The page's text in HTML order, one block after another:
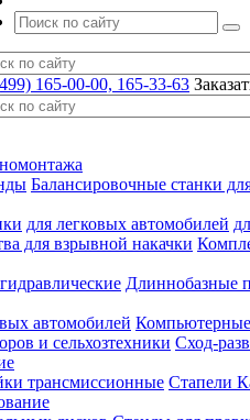
165-00-00, 165-33-63
Балансировочные станки
для легковых автомобилей
для взрывной накачки
Длиннобазные
автомобилей Компьютерные
и сельхозтехники Сход-
трансмиссионные Стапели